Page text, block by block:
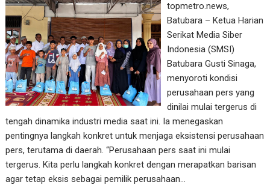
topmetro.news,
Batubara – Ketua Harian
Serikat Media Siber
Indonesia (SMSI)
Batubara Gusti Sinaga,
menyoroti kondisi
perusahaan pers yang
dinilai mulai tergerus di
tengah dinamika industri media saat ini. Ia menegaskan
pentingnya langkah konkret untuk menjaga eksistensi perusahaan
pers, terutama di daerah. “Perusahaan pers saat ini mulai
tergerus. Kita perlu langkah konkret dengan merapatkan barisan
agar tetap eksis sebagai pemilik perusahaan…